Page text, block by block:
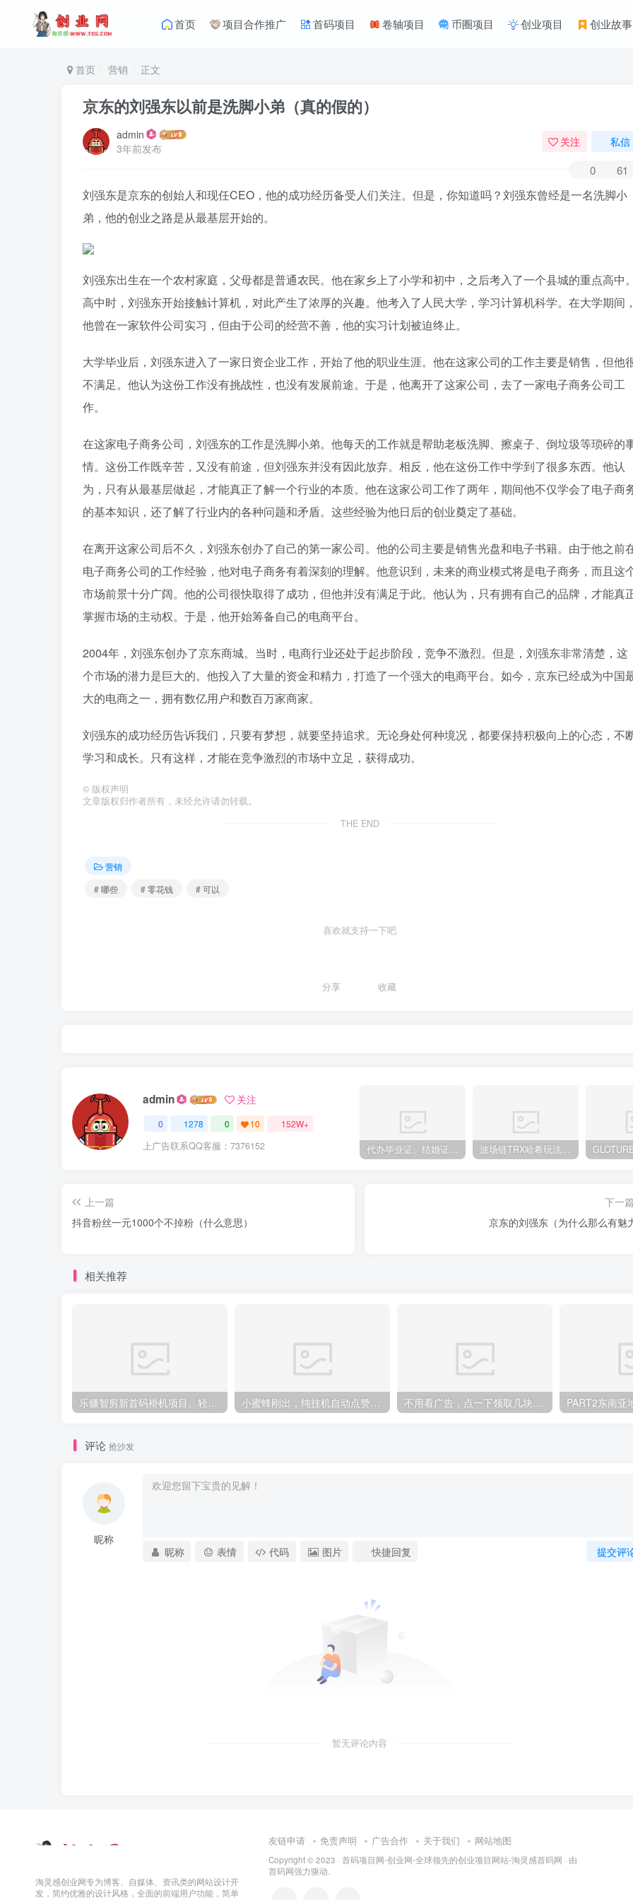
首页 项目合作推广 首码项目 卷轴项目 币圈项目 创业项目 创业故事
首页 营销 正文
京东的刘强东以前是洗脚小弟（真的假的）
admin
3年前发布
关注 私信
0 61
刘强东是京东的创始人和现任CEO，他的成功经历备受人们关注。但是，你知道吗？刘强东曾经是一名洗脚小
弟，他的创业之路是从最基层开始的。
刘强东出生在一个农村家庭，父母都是普通农民。他在家乡上了小学和初中，之后考入了一个县城的重点高中
高中时，刘强东开始接触计算机，对此产生了浓厚的兴趣。他考入了人民大学，学习计算机科学。在大学期间
他曾在一家软件公司实习，但由于公司的经营不善，他的实习计划被迫终止。
大学毕业后，刘强东进入了一家日资企业工作，开始了他的职业生涯。他在这家公司的工作主要是销售，但他
不满足。他认为这份工作没有挑战性，也没有发展前途。于是，他离开了这家公司，去了一家电子商务公司工
作。
在这家电子商务公司，刘强东的工作是洗脚小弟。他每天的工作就是帮助老板洗脚、擦桌子、倒垃圾等琐碎的
情。这份工作既辛苦，又没有前途，但刘强东并没有因此放弃。相反，他在这份工作中学到了很多东西。他认
为，只有从最基层做起，才能真正了解一个行业的本质。他在这家公司工作了两年，期间他不仅学会了电子商
的基本知识，还了解了行业内的各种问题和矛盾。这些经验为他日后的创业奠定了基础。
在离开这家公司后不久，刘强东创办了自己的第一家公司。他的公司主要是销售光盘和电子书籍。由于他之前
电子商务公司的工作经验，他对电子商务有着深刻的理解。他意识到，未来的商业模式将是电子商务，而且这
市场前景十分广阔。他的公司很快取得了成功，但他并没有满足于此。他认为，只有拥有自己的品牌，才能真
掌握市场的主动权。于是，他开始筹备自己的电商平台。
2004年，刘强东创办了京东商城。当时，电商行业还处于起步阶段，竞争不激烈。但是，刘强东非常清楚，这
个市场的潜力是巨大的。他投入了大量的资金和精力，打造了一个强大的电商平台。如今，京东已经成为中国
大的电商之一，拥有数亿用户和数百万家商家。
刘强东的成功经历告诉我们，只要有梦想，就要坚持追求。无论身处何种境况，都要保持积极向上的心态，不
学习和成长。只有这样，才能在竞争激烈的市场中立足，获得成功。
© 版权声明
文章版权归作者所有，未经允许请勿转载。
THE END
营销
# 哪些
# 零花钱 # 可以
喜欢就支持一下吧
分享 收藏
admin 关注
0 1278 0 10 152W+
上广告联系QQ客服：7376152 代办毕业证、结婚证、房产证、不动产权证书、离婚证、中专/大专/高中 ​波场链TRX哈希玩法深度解析：低门槛也能实现稳定回报的新思路
上一篇
抖音粉丝一元1000个不掉粉（什么意思）
下一
京东的刘强东（为什么那么有魅
相关推荐
乐赚智剪新首码褂机项目、轻松日入几百手机电脑、新手小白易上手 小蜜蜂刚出，纯挂机自动点赞关注赚 不用看广告，点一下领取几块，可零撸，推广和投资收益都很爆炸
评论 抢沙发
昵称
提交评
昵称 表情 代码 图片 快捷回复
暂无评论内容
淘灵感创业网专为博客、自媒体、资讯类的网站设计开
发，简约优雅的设计风格，全面的前端用户功能，简单
友链申请 免责声明 广告合作 关于我们 网站地图
Copyright © 2023 · 首码项目网-创业网-全球领先的创业项目网站-淘灵感首码网 · 由
首码网强力驱动.